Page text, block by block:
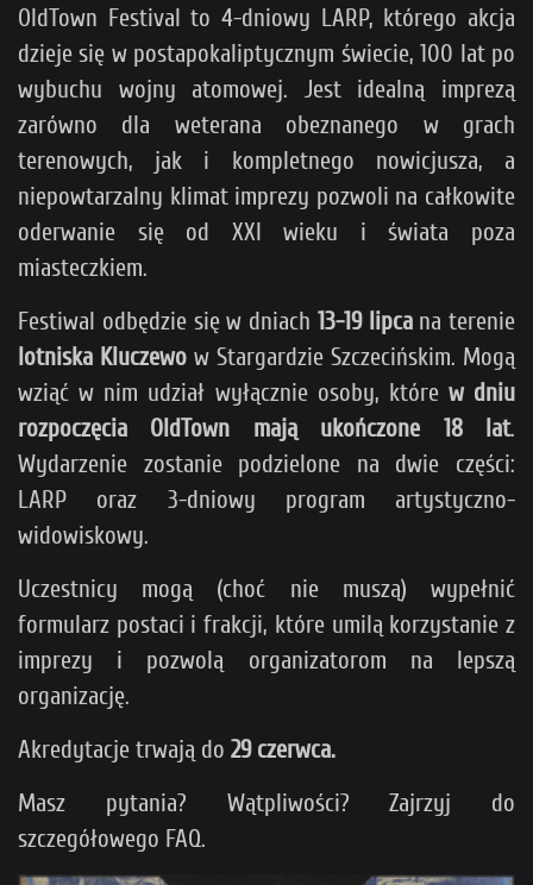
OldTown Festival to 4-dniowy LARP, którego akcja
dzieje się w postapokaliptycznym świecie, 100 lat po
wybuchu wojny atomowej. Jest idealną imprezą
zarówno dla weterana obeznanego w grach
terenowych, jak i kompletnego nowicjusza, a
niepowtarzalny klimat imprezy pozwoli na całkowite
oderwanie się od XXI wieku i świata poza
miasteczkiem.
Festiwal odbędzie się w dniach 13-19 lipcana terenie
lotniska Kluczewo w Stargardzie Szczecińskim. Mogą
wziąć w nim udział wyłącznie osoby, które w dniu
rozpoczęcia OldTown mają ukończone 18 lat.
Wydarzenie zostanie podzielone na dwie części:
LARP oraz 3-dniowy program artystyczno-
widowiskowy.
Uczestnicy mogą (choć nie muszą) wypełnić
formularz postaci i frakcji, które umilą korzystanie z
imprezy i pozwolą organizatorom na lepszą
organizację.
Akredytacje trwają do 29 czerwca.
Masz pytania? Wątpliwości? Zajrzyj do
szczegółowego FAQ.